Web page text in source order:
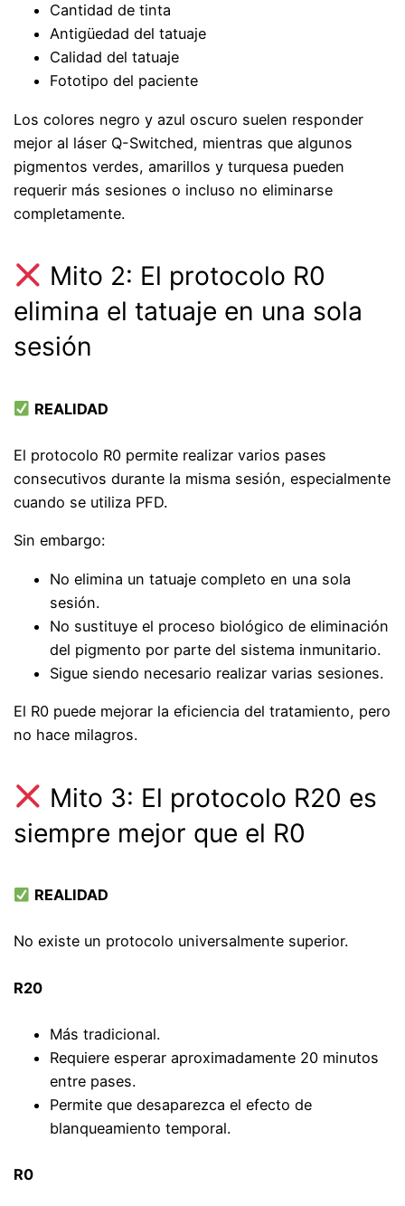
Cantidad de tinta
Antigüedad del tatuaje
Calidad del tatuaje
Fototipo del paciente
Los colores negro y azul oscuro suelen responder
mejor al láser Q-Switched, mientras que algunos
pigmentos verdes, amarillos y turquesa pueden
requerir más sesiones o incluso no eliminarse
completamente.
Mito 2: El protocolo R0
elimina el tatuaje en una sola
sesión
REALIDAD
El protocolo R0 permite realizar varios pases
consecutivos durante la misma sesión, especialmente
cuando se utiliza PFD.
Sin embargo:
No elimina un tatuaje completo en una sola
sesión.
No sustituye el proceso biológico de eliminación
del pigmento por parte del sistema inmunitario.
Sigue siendo necesario realizar varias sesiones.
El R0 puede mejorar la eficiencia del tratamiento, pero
no hace milagros.
Mito 3: El protocolo R20 es
siempre mejor que el R0
REALIDAD
No existe un protocolo universalmente superior.
R20
Más tradicional.
Requiere esperar aproximadamente 20 minutos
entre pases.
Permite que desaparezca el efecto de
blanqueamiento temporal.
R0